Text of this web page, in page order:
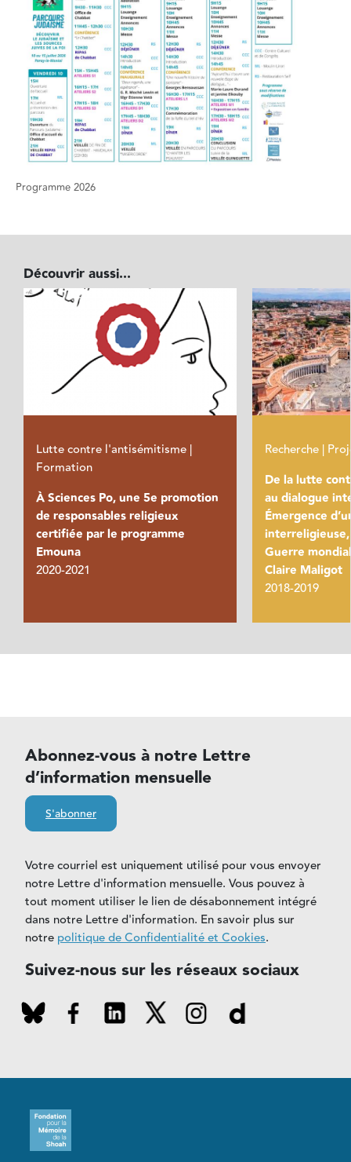
Programme 2026
Découvrir aussi...
Lutte contre l'antisémitisme |
Formation
À Sciences Po, une 5e promotion
de responsables religieux
certifiée par le programme
Emouna
2020-2021
Recherche |
De la lutte
au dialogue
Émergence
Guerre
Claire Maligot
2018-2019
Abonnez-vous à notre Lettre
d’information mensuelle
S'abonner
Votre courriel est uniquement utilisé pour vous envoyer
notre Lettre d'information mensuelle. Vous pouvez à
tout moment utiliser le lien de désabonnement intégré
dans notre Lettre d'information. En savoir plus sur
notre politique de Confidentialité et Cookies.
Suivez-nous sur les réseaux sociaux